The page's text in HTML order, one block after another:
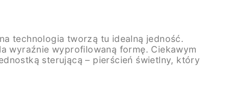
technologia tworzą tu idealną jedność.
wyraźnie wyprofilowaną formę. Ciekawym
sterującą – pierścień świetlny, który